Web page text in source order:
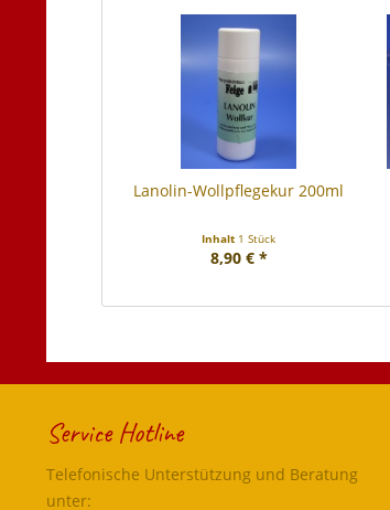
Lanolin-Wollpflegekur 200ml
Inhalt 1 Stück
8,90 € *
Service Hotline
Telefonische Unterstützung und Beratung
unter: